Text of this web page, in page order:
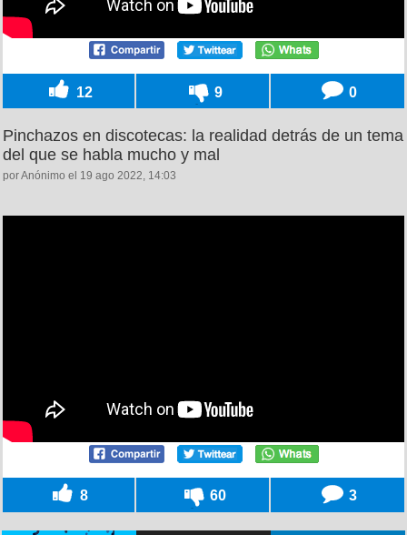
12 9 0
Pinchazos en discotecas: la realidad detrás de un tema
del que se habla mucho y mal
por Anónimo el 19 ago 2022, 14:03
8 60 3